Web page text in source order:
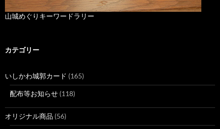
山城めぐりキーワードラリー
カテゴリー
いしかわ城郭カード (165)
配布等お知らせ (118)
オリジナル商品 (56)